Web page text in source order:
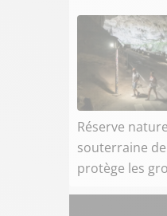
Réserve
souterraine
protège les